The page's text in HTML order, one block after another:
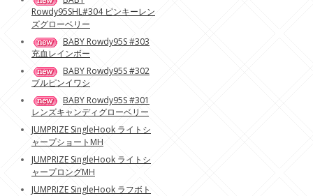
Rowdy95SHL#304 ピンキーレン
ズグローベリー
BABY Rowdy95S #303
充血レインボー
BABY Rowdy95S #302
ブルピンイワシ
BABY Rowdy95S #301
レンズキャンディグローベリー
JUMPRIZE SingleHook ライトシ
ャープショートMH
JUMPRIZE SingleHook ライトシ
ャープロングMH
JUMPRIZE SingleHook ラフボト